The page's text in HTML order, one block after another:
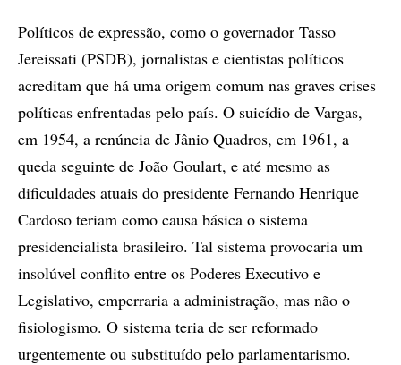
Políticos de expressão, como o governador Tasso
Jereissati (PSDB), jornalistas e cientistas políticos
acreditam que há uma origem comum nas graves crises
políticas enfrentadas pelo país. O suicídio de Vargas,
em 1954, a renúncia de Jânio Quadros, em 1961, a
queda seguinte de João Goulart, e até mesmo as
dificuldades atuais do presidente Fernando Henrique
Cardoso teriam como causa básica o sistema
presidencialista brasileiro. Tal sistema provocaria um
insolúvel conflito entre os Poderes Executivo e
Legislativo, emperraria a administração, mas não o
fisiologismo. O sistema teria de ser reformado
urgentemente ou substituído pelo parlamentarismo.